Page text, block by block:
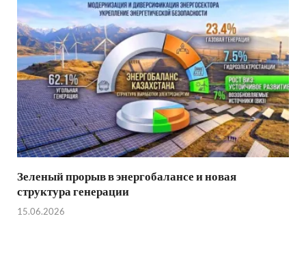
Зеленый прорыв в энергобалансе и новая
структура генерации
15.06.2026